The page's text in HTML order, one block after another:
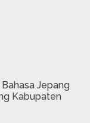
Jepang
Kabupaten